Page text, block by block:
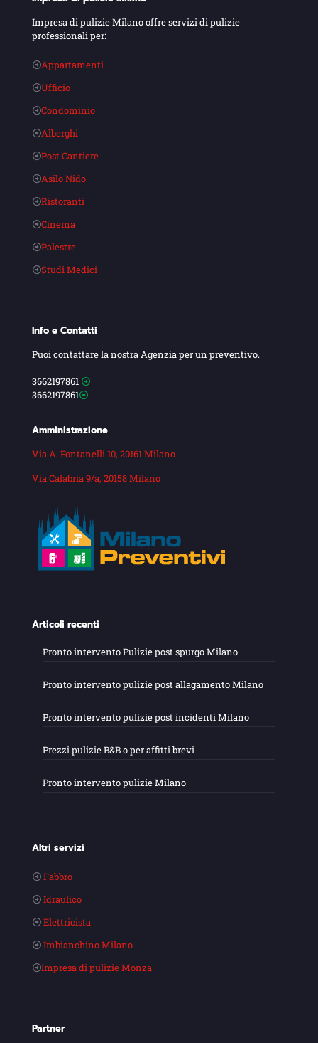
Impresa di pulizie Milano offre servizi di pulizie
professionali per:
Appartamenti
Ufficio
Condominio
Alberghi
Post Cantiere
Asilo Nido
Ristoranti
Cinema
Palestre
Studi Medici
Info e Contatti
Puoi contattare la nostra Agenzia per un preventivo.
3662197861
3662197861
Amministrazione
Via A. Fontanelli 10, 20161 Milano
Via Calabria 9/a, 20158 Milano
Articoli recenti
Pronto intervento Pulizie post spurgo Milano
Pronto intervento pulizie post allagamento Milano
Pronto intervento pulizie post incidenti Milano
Prezzi pulizie B&B o per affitti brevi
Pronto intervento pulizie Milano
Altri servizi
Fabbro
Idraulico
Elettricista
Imbianchino Milano
Impresa di pulizie Monza
Partner